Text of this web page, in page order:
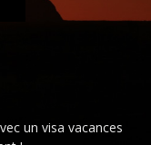
un visa vacances